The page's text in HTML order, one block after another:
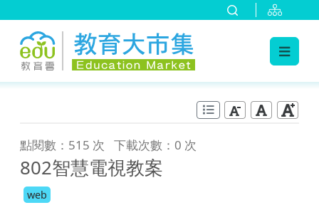
點閱數：515 次 下載次數：0 次
802智慧電視教案
web